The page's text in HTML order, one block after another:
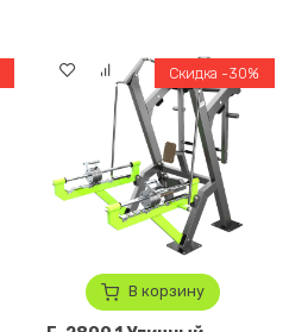
В корзину
Скидка -30%